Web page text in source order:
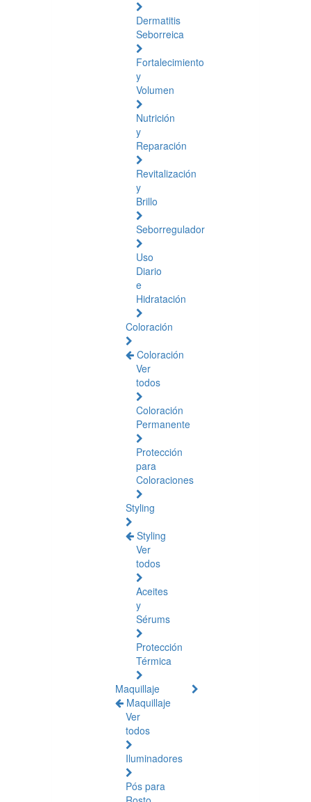
Dermatitis
Seborreica
Fortalecimiento
y
Volumen
Nutrición
y
Reparación
Revitalización
y
Brillo
Seborregulador
Uso
Diario
e
Hidratación
Coloración
Coloración
Ver
todos
Coloración
Permanente
Protección
para
Coloraciones
Styling
Styling
Ver
todos
Aceites
y
Sérums
Protección
Térmica
Maquillaje
Maquillaje
Ver
todos
Iluminadores
Pós para